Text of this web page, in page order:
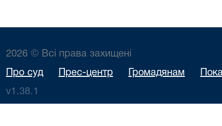
2026 © Всі права захищені
Про суд Прес-центр Громадянам
v1.38.1